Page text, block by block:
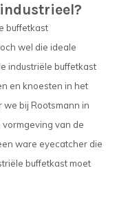
buffetkast
wel die ideale
industriële buffetkast
en knoesten in het
we bij Rootsmann in
vormgeving van de
ware eyecatcher die
buffetkast moet